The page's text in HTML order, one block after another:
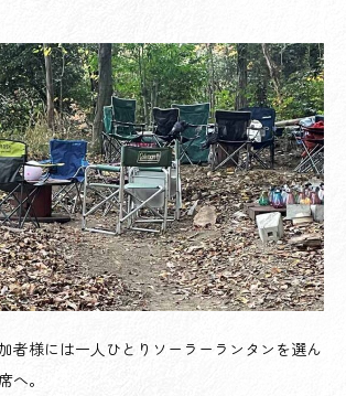
者様には一人ひとりソーラーランタンを選ん
へ。